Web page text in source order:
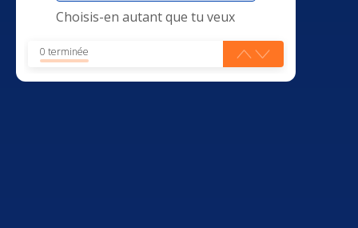
Choisis-en autant que tu veux
0 terminée